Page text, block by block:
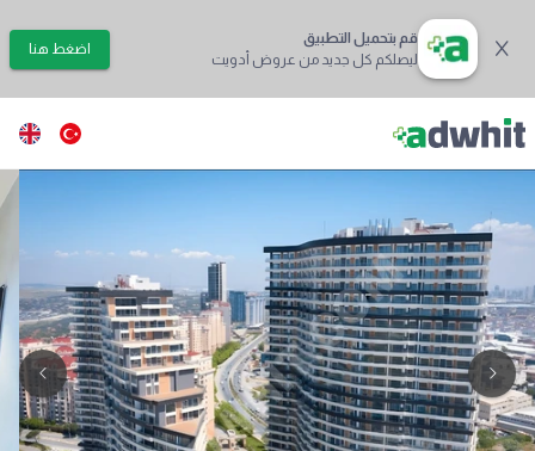
قم بتحميل التطبيق
ليصلكم كل جديد من عروض أدويت
اضغط هنا